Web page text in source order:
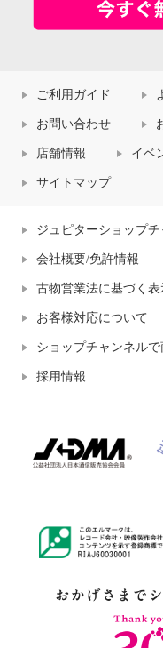
ご利用ガイド
お問い合わせ
店舗情報 イベ
サイトマップ
ジュピターショップ
会社概要/免許情報
古物営業法に基づく表
お客様対応について
ショップチャンネル
採用情報